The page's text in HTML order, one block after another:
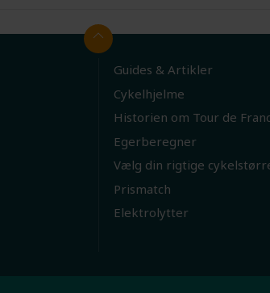
Guides & Artikler
Cykelhjelme
Historien om Tour de
Egerberegner
Vælg din rigtige
Prismatch
Elektrolytter